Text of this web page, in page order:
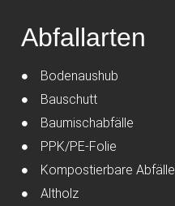
Abfallarten
Bodenaushub
Bauschutt
Baumischabfälle
PPK/PE-Folie
Kompostierbare Abfälle
Altholz